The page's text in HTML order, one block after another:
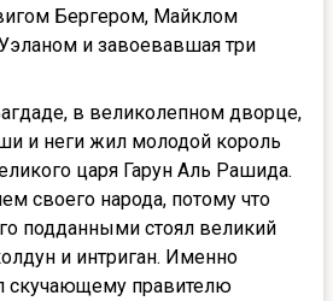
Бергером, Майклом
и завоевавшая три
в великолепном дворце,
и неги жил молодой король
царя Гарун Аль Рашида.
своего народа, потому что
подданными стоял великий
и интриган. Именно
правителю